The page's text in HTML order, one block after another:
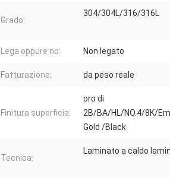
Grado:
304/304L/316/316L
Lega oppure no: Non legato
Fatturazione: da peso reale
Finitura superficia:
oro di
2B/BA/HL/NO.4/8K/
Gold /Black
Tecnica:
Laminato a caldo